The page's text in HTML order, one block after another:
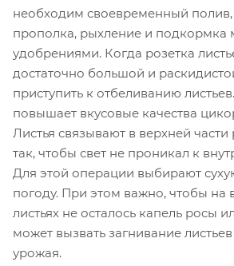
необходим своевременный полив,
прополка, рыхление и
удобрениями. Когда розетка
достаточно большой и
приступить к отбеливанию
повышает вкусовые качества
Листья связывают в верхней
так, чтобы свет не проникал к
Для этой операции выбирают
погоду. При этом важно, чтобы на
листьях не осталось капель росы
может вызвать загнивание
урожая.